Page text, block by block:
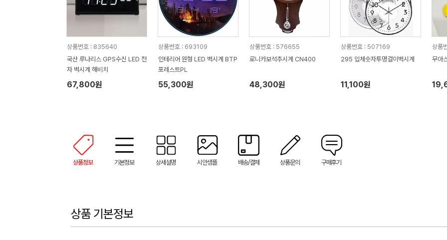
상품번호 : 835640
국산 루나리스 GPS수신 LED 전
자 벽시계 해비치
67,800원
상품번호 : 693109
인테리어 원형 LED 벽시계 BTP
포레스트PL
55,300원
상품번호 : 576655
로니카보석추시계 CN400
48,300원
상품번호 : 507169
295 입체숫자투명걸이벽시계
11,100원
상품
무아
상품정보 기본정보 상세설명 시안샘플 배송/결제 상품문의 구매후기
상품 기본정보